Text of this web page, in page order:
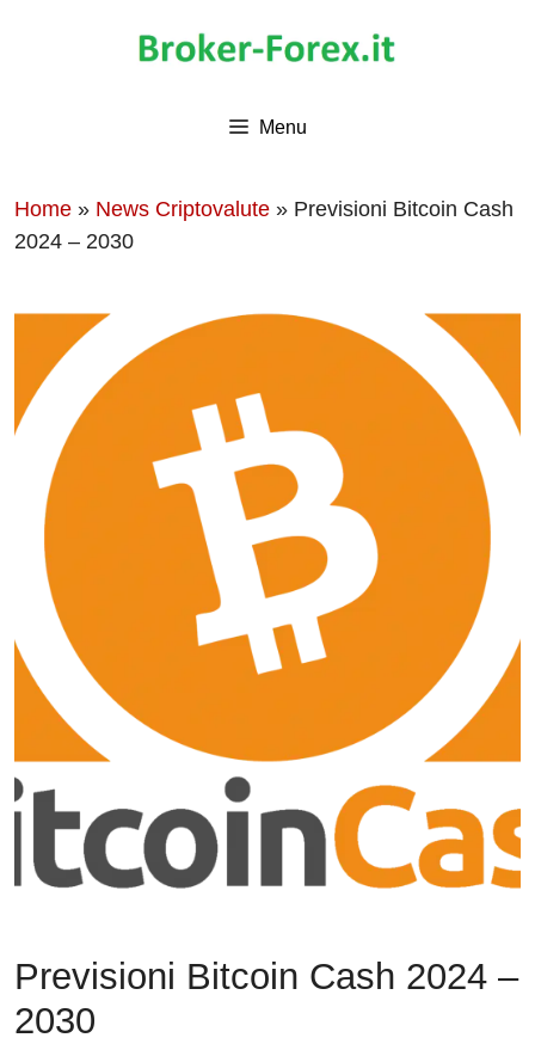
Menu
Home » News Criptovalute » Previsioni Bitcoin Cash
2024 – 2030
Previsioni Bitcoin Cash 2024 –
2030